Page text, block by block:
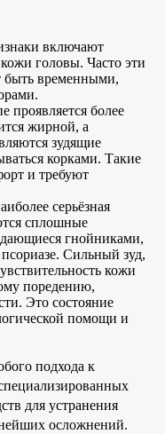
включают
головы. Часто эти
быть временными,
проявляется более
жирной, а
зудящие
корками. Такие
и требуют
серьёзная
сплошные
гнойниками,
Сильный зуд,
кожи
поредению,
Это состояние
помощи и
подхода к
для устранения
осложнений.